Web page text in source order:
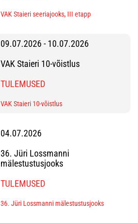
VAK Staieri seeriajooks, III etapp
09.07.2026 - 10.07.2026
VAK Staieri 10-võistlus
TULEMUSED
VAK Staieri 10-võistlus
04.07.2026
36. Jüri Lossmanni
mälestustusjooks
TULEMUSED
36. Jüri Lossmanni mälestustusjooks